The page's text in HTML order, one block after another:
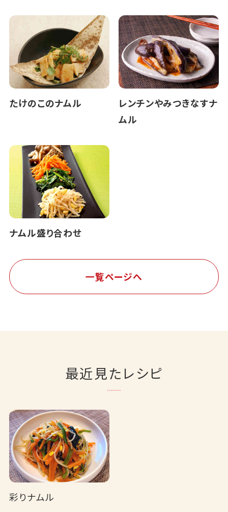
たけのこのナムル
レンチンやみつきなすナ
ムル
ナムル盛り合わせ
一覧ページへ
最近見たレシピ
彩りナムル